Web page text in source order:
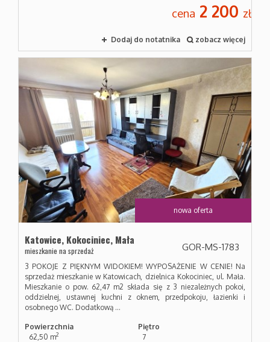
cena 2 200 zł
Dodaj do notatnika zobacz więcej
nowa oferta
Katowice, Kokociniec, Mała
mieszkanie na sprzedaż GOR-MS-1783
3 POKOJE Z PIĘKNYM WIDOKIEM! WYPOSAŻENIE W CENIE! Na
sprzedaż mieszkanie w Katowicach, dzielnica Kokociniec, ul. Mała.
Mieszkanie o pow. 62,47 m2 składa się z 3 niezależnych pokoi,
oddzielnej, ustawnej kuchni z oknem, przedpokoju, łazienki i
osobnego WC. Dodatkową ...
Powierzchnia
62,50 m2
Piętro
7